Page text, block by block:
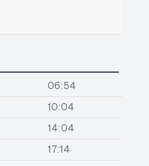
06:54
10:04
14:04
17:14